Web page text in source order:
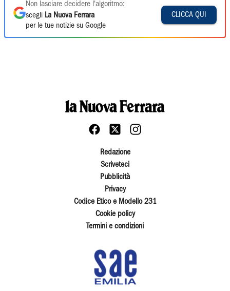
Non lasciare decidere l'algoritmo:
scegli La Nuova Ferrara
per le tue notizie su Google
CLICCA QUI
Redazione
Scriveteci
Pubblicità
Privacy
Codice Etico e Modello 231
Cookie policy
Termini e condizioni